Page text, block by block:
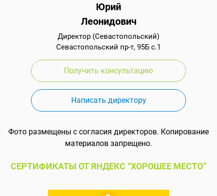
Юрий
Леонидович
Директор (Севастопольский)
Севастопольский пр-т, 95Б с.1
Получить консультацию
Написать директору
Фото размещены с согласия директоров. Копирование
материалов запрещено.
СЕРТИФИКАТЫ ОТ ЯНДЕКС “ХОРОШЕЕ МЕСТО”